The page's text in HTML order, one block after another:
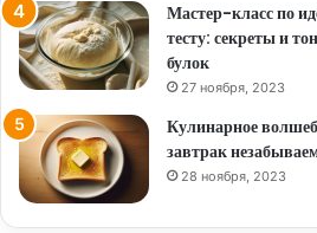
Мастер-класс по
тесту: секреты и
булок
27 ноября, 2023
Кулинарное
завтрак
28 ноября, 2023